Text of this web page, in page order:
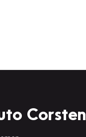
Corsten